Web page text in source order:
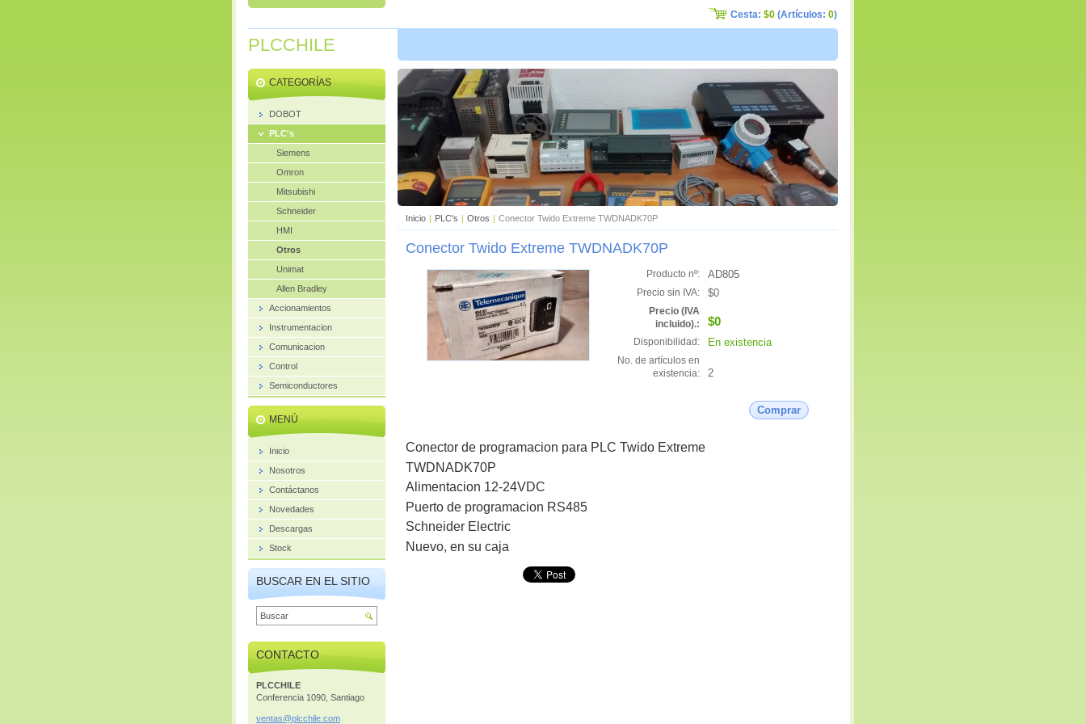
PLCCHILE
Inicio | PLC's | Otros | Conector Twido Extreme TWDNADK70P
Conector Twido Extreme TWDNADK70P
Producto nº: AD805
Precio sin IVA: $0
Precio (IVA
incluido).:
$0
Disponibilidad: En existencia
No. de artículos en
existencia:
2
Comprar
Conector de programacion para PLC Twido Extreme
TWDNADK70P
Alimentacion 12-24VDC
Puerto de programacion RS485
Schneider Electric
Nuevo, en su caja
CATEGORÍAS
DOBOT
PLC's
Siemens
Omron
Mitsubishi
Schneider
HMI
Otros
Unimat
Allen Bradley
Accionamientos
Instrumentacion
Comunicacion
Control
Semiconductores
MENÚ
Inicio
Nosotros
Contáctanos
Novedades
Descargas
Stock
BUSCAR EN EL SITIO
CONTACTO
PLCCHILE
Conferencia 1090, Santiago
ventas@plcchile. com
Cesta: $0 (Artículos: 0)